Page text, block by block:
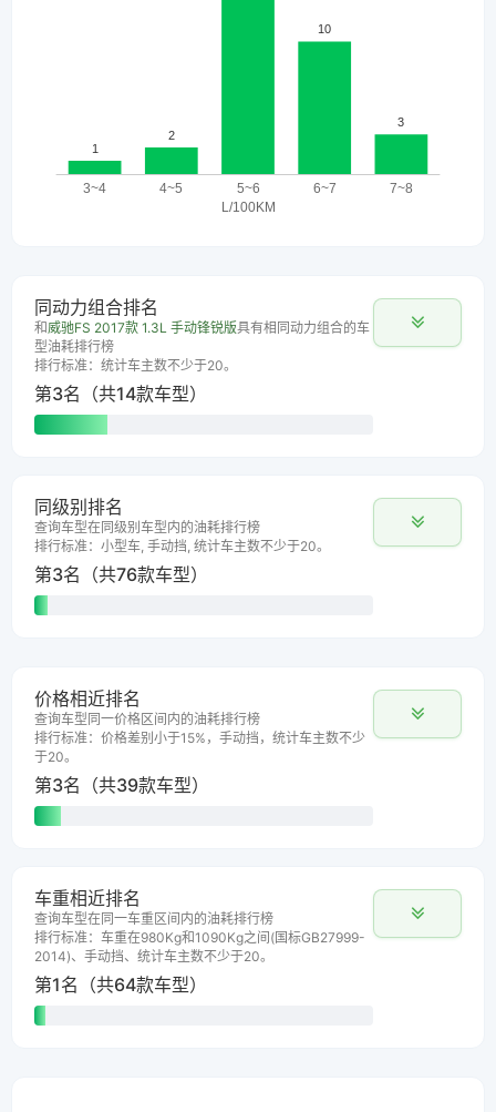
同动力组合排名
和威驰FS 2017款 1.3L 手动锋锐版具有相同动力组合的车
型油耗排行榜
排行标准：统计车主数不少于20。
第3名（共14款车型）
同级别排名
查询车型在同级别车型内的油耗排行榜
排行标准：小型车, 手动挡, 统计车主数不少于20。
第3名（共76款车型）
价格相近排名
查询车型同一价格区间内的油耗排行榜
排行标准：价格差别小于15%，手动挡，统计车主数不少
于20。
第3名（共39款车型）
车重相近排名
查询车型在同一车重区间内的油耗排行榜
排行标准：车重在980Kg和1090Kg之间(国标GB27999-
2014)、手动挡、统计车主数不少于20。
第1名（共64款车型）